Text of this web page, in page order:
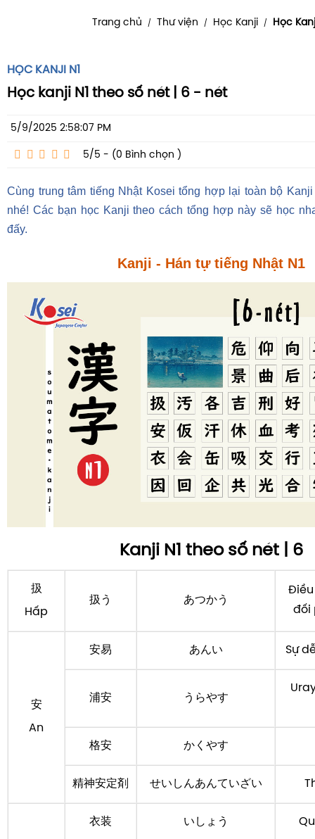
Trang chủ / Thư viện / Học Kanji / Học
HỌC KANJI N1
Học kanji N1 theo số nét | 6 - nét
5/9/2025 2:58:07 PM
5/5 - (0 Bình chọn )
Cùng trung tâm tiếng Nhật Kosei tổng hợp lại toàn bộ
nhé! Các bạn học Kanji theo cách tổng hợp này sẽ học
đấy.
Kanji - Hán tự tiếng Nhật N1
Kanji N1 theo số nét | 6
扱
Hấp
扱う あつかう
Điều
đối
安
An
安易 あんい Sự
浦安 うらやす
格安 かくやす
精神安定剤 せいしんあんていざい
衣装 いしょう